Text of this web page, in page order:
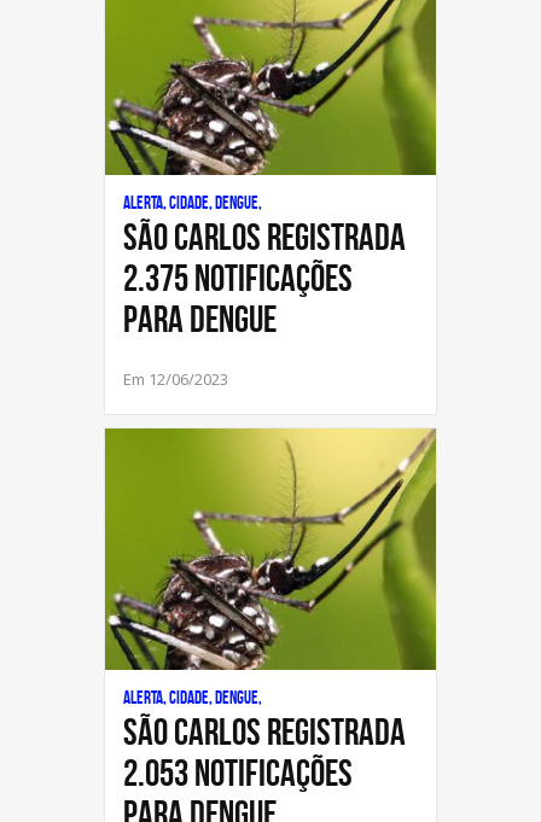
Alerta, Cidade, Dengue,
São Carlos registrada
2.375 notificações
para Dengue
Em 12/06/2023
Alerta, Cidade, Dengue,
São Carlos registrada
2.053 notificações
para Dengue